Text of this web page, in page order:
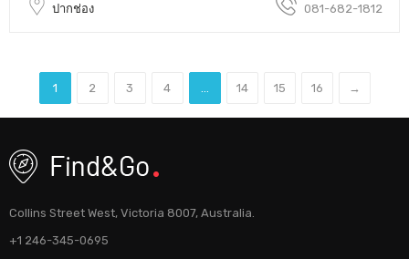
ปากช่อง 081-682-1812
1 2 3 4 14 15 16 →
Collins Street West, Victoria 8007, Australia.
+1 246-345-0695